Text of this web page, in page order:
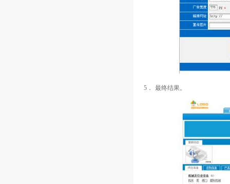
5． 最终结果。